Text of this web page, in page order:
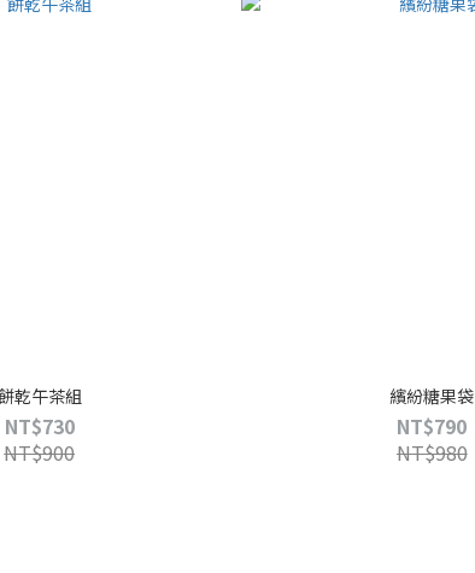
乾午茶組
NT$730
NT$900
繽紛糖果袋
NT$790
NT$980